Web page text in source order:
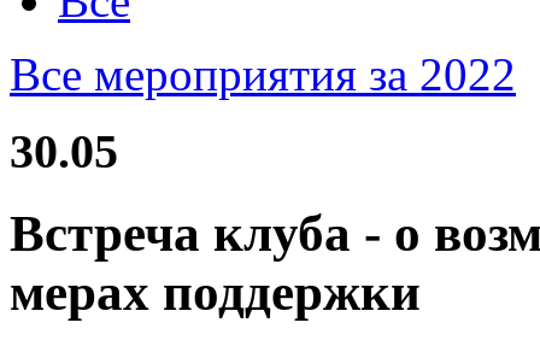
Все мероприятия за 2022
30.05
Встреча клуба - о
мерах поддержки